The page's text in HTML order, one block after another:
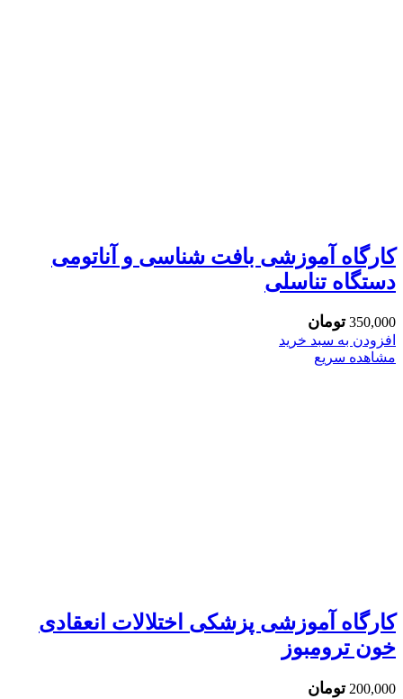
کارگاه آموزشی بافت شناسی و آناتومی
دستگاه تناسلی
350,000 تومان
افزودن به سبد خرید
مشاهده سریع
کارگاه آموزشی پزشکی اختلالات انعقادی
خون ترومبوز
200,000 تومان